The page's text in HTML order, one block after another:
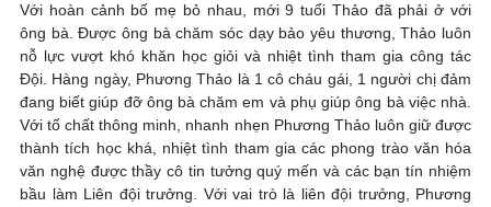
Với hoàn cảnh bố mẹ bỏ nhau, mới 9 tuổi Thảo đã phải ở với
ông bà. Được ông bà chăm sóc dạy bảo yêu thương, Thảo luôn
nỗ lực vượt khó khăn học giỏi và nhiệt tình tham gia công tác
Đội. Hàng ngày, Phương Thảo là 1 cô cháu gái, 1 người chị đảm
đang biết giúp đỡ ông bà chăm em và phụ giúp ông bà việc nhà.
Với tố chất thông minh, nhanh nhẹn Phương Thảo luôn giữ được
thành tích học khá, nhiệt tình tham gia các phong trào văn hóa
văn nghệ được thầy cô tin tưởng quý mến và các bạn tín nhiệm
bầu làm Liên đội trưởng. Với vai trò là liên đội trưởng, Phương